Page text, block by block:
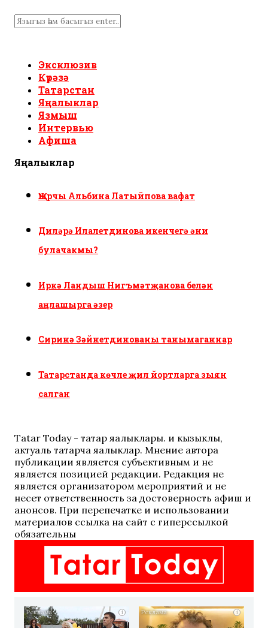
Эксклюзив
Күрәзә
Татарстан
Яңалыклар
Язмыш
Интервью
Афиша
Яңалыклар
Җырчы Альбина Латыйпова вафат
Диләрә Илалетдинова икенчегә әни
булачакмы?
Иркә Ландыш Нигъмәтҗанова белән
аңлашырга әзер
Сиринә Зәйнетдинованы танымаганнар
Татарстанда көчле җил йортларга зыян
салган
Tatar Today - татар яңалыклары. иң кызыклы,
актуаль татарча яңалыклар. Мнение автора
публикации является субъективным и не
является позицией редакции. Редакция не
является организатором мероприятий и не
несет ответственность за достоверность афиш и
анонсов. При перепечатке и использовании
материалов ссылка на сайт с гиперссылкой
обязательны
i i